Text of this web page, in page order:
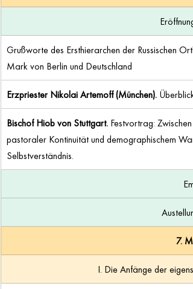
Grußworte des Ersthierarchen der Russischen
Mark von Berlin und Deutschland
Erzpriester Nikolai Artemoff (München).
Bischof Hiob von Stuttgart. Festvortrag:
pastoraler Kontinuität und demographischem
Selbstverständnis.
7.
I. Die Anfänge der